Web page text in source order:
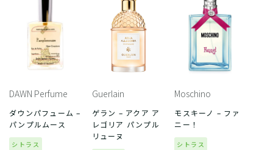
DAWN Perfume
ダウンパフューム –
パンプルムース
シトラス
Guerlain
ゲラン – アクア ア
レゴリア パンプル
リューヌ
Moschino
モスキーノ – ファ
ニー！
シトラス